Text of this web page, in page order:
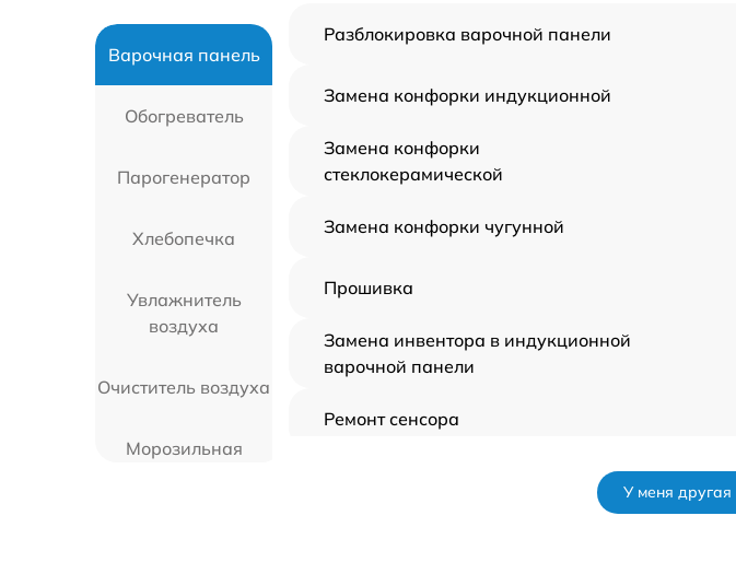
Варочная панель
Обогреватель
Парогенератор
Хлебопечка
Увлажнитель
воздуха
Очиститель воздуха
Морозильная
Разблокировка варочной панели
Замена конфорки индукционной
Замена конфорки
стеклокерамической
Замена конфорки чугунной
Прошивка
Замена инвентора в индукционной
варочной панели
Ремонт сенсора
У меня другая